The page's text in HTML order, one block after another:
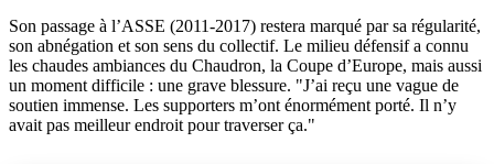
Son passage à l’ASSE (2011-2017) restera marqué par sa régularité,
son abnégation et son sens du collectif. Le milieu défensif a connu
les chaudes ambiances du Chaudron, la Coupe d’Europe, mais aussi
un moment difficile : une grave blessure. "J’ai reçu une vague de
soutien immense. Les supporters m’ont énormément porté. Il n’y
avait pas meilleur endroit pour traverser ça."